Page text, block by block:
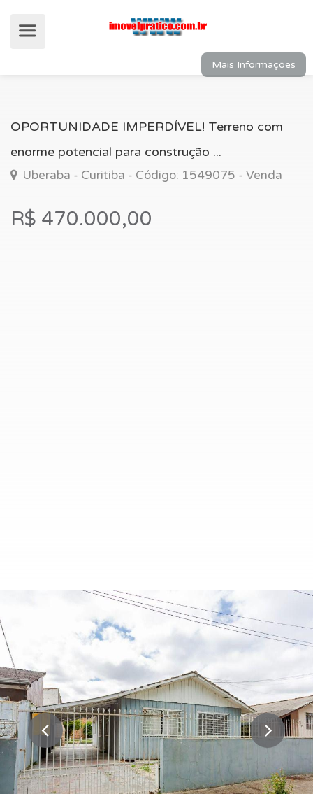
OPORTUNIDADE IMPERDÍVEL! Terreno com
enorme potencial para construção ...
Uberaba - Curitiba - Código: 1549075 - Venda
R$ 470.000,00
Mais Informações